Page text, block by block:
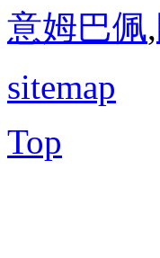
意姆巴佩,
sitemap
Top